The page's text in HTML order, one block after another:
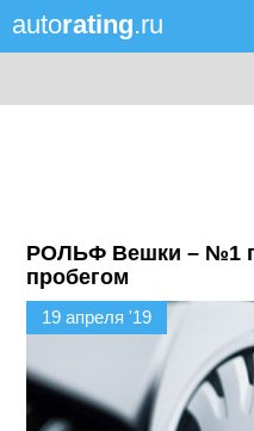
autorating.ru
РОЛЬФ Вешки – №1
пробегом
19 апреля '19